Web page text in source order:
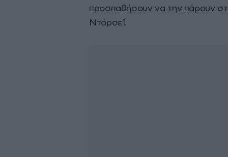
προσπαθήσουν να την πάρουν
Ντόρσεϊ.